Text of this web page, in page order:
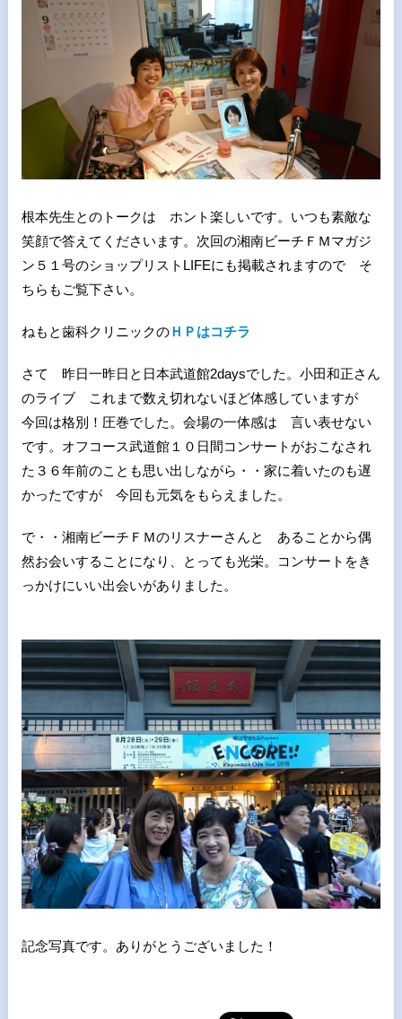
根本先生とのトークは ホント楽しいです。いつも素敵な
笑顔で答えてくださいます。次回の湘南ビーチＦＭマガジ
ン５１号のショップリストLIFEにも掲載されますので そ
ちらもご覧下さい。
ねもと歯科クリニックのＨＰはコチラ
さて 昨日一昨日と日本武道館2daysでした。小田和正さん
のライブ これまで数え切れないほど体感していますが
今回は格別！圧巻でした。会場の一体感は 言い表せない
です。オフコース武道館１０日間コンサートがおこなされ
た３６年前のことも思い出しながら・・家に着いたのも遅
かったですが 今回も元気をもらえました。
で・・湘南ビーチＦＭのリスナーさんと あることから偶
然お会いすることになり、とっても光栄。コンサートをき
っかけにいい出会いがありました。
記念写真です。ありがとうございました！